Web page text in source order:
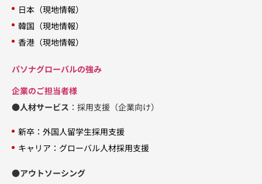
日本（現地情報）
韓国（現地情報）
香港（現地情報）
パソナグローバルの強み
企業のご担当者様
●人材サービス ：採用支援（企業向け）
新卒：外国人留学生採用支援
キャリア：グローバル人材採用支援
●アウトソーシング